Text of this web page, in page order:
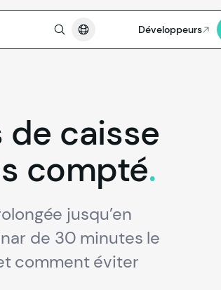
Développeurs
de caisse
compté.
jusqu’en
de 30 minutes le
comment éviter